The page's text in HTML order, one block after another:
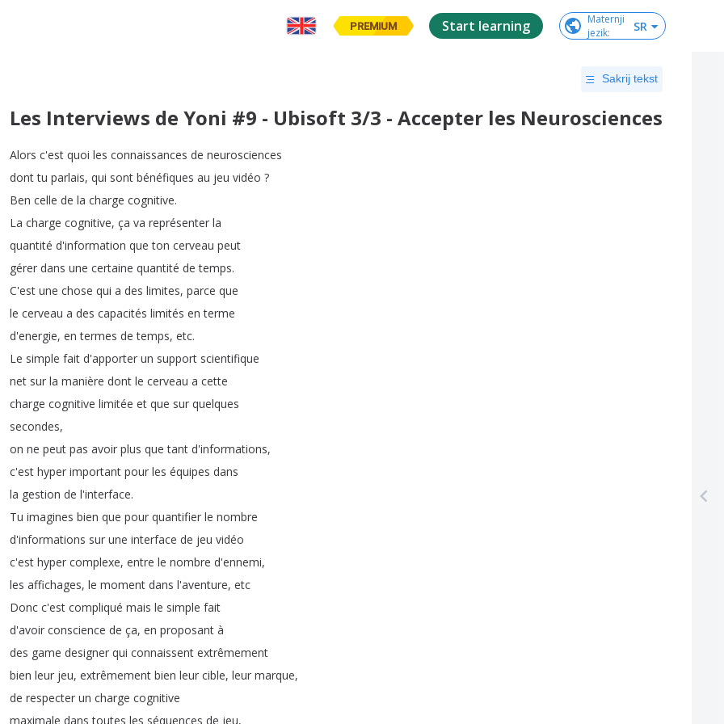
PREMIUM Start learning
Maternji
jezik: SR
Sakrij tekst
Les Interviews de Yoni #9 - Ubisoft 3/3 - Accepter les Neurosciences
Alors c'est quoi les connaissances de neurosciences
dont tu parlais, qui sont bénéfiques au jeu vidéo ?
Ben celle de la charge cognitive.
La charge cognitive, ça va représenter la
quantité d'information que ton cerveau peut
gérer dans une certaine quantité de temps.
C'est une chose qui a des limites, parce que
le cerveau a des capacités limités en terme
d'energie, en termes de temps, etc.
Le simple fait d'apporter un support scientifique
net sur la manière dont le cerveau a cette
charge cognitive limitée et que sur quelques
secondes,
on ne peut pas avoir plus que tant d'informations,
c'est hyper important pour les équipes dans
la gestion de l'interface.
Tu imagines bien que pour quantifier le nombre
d'informations sur une interface de jeu vidéo
c'est hyper complexe, entre le nombre d'ennemi,
les affichages, le moment dans l'aventure, etc
Donc c'est compliqué mais le simple fait
d'avoir conscience de ça, en proposant à
des game designer qui connaissent extrêmement
bien leur jeu, extrêmement bien leur cible, leur marque,
de respecter un charge cognitive
maximale dans toutes les séquences de jeu,